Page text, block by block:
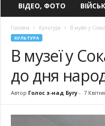
ВІДЕО, ФОТО
Головна Культура В музеї у
КУЛЬТУРА
В музеї у
до дня
Автор Голос з-над Бугу- 7